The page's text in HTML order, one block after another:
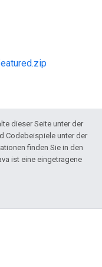
dieser Seite unter der
Codebeispiele unter der
finden Sie in den
ist eine eingetragene